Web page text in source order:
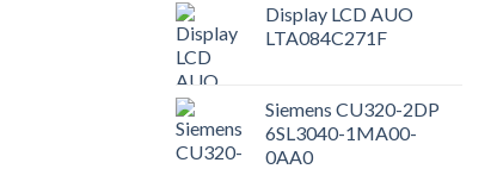
Display LCD AUO
LTA084C271F
Siemens CU320-2DP
6SL3040-1MA00-
0AA0